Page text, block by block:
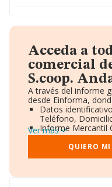
Acceda a
comercial
S.coop.
A través del informe
desde Einforma,
Datos
Teléfono,
Informe Mercantil
Gráficos de
Consejo de
Directivos y
Ver más
QUIERO